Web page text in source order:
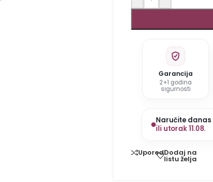
Garancija
2+1 godina
sigurnosti
Naručite danas
ili utorak 11.08.
UporediDodaj na
listu želja